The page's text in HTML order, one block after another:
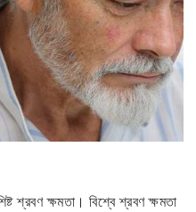
শ্রবণ ক্ষমতা। বিশ্বে শ্রবণ ক্ষমতা